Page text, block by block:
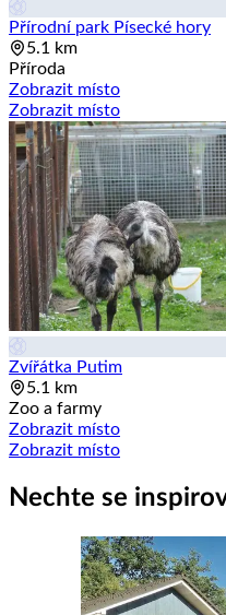
Přírodní park Písecké hory
5.1 km
Příroda
Zobrazit místo
Zobrazit místo
Zvířátka Putim
5.1 km
Zoo a farmy
Zobrazit místo
Zobrazit místo
Nechte se